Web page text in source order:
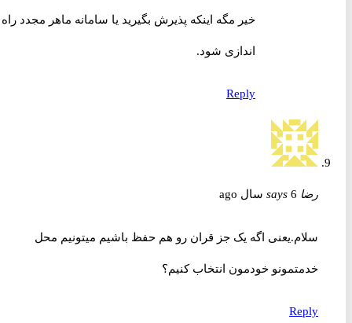
خیر مگه اینکه پذیرش بگیرید یا سامانه ماهر مجدد راه
اندازی شود.
Reply
says 6 سال ago
سلام.یعنی اگه یک جز قران رو هم حفظ باشیم میتونیم محل
خدمتمونو خودمون انتخاب کنیم؟
Reply